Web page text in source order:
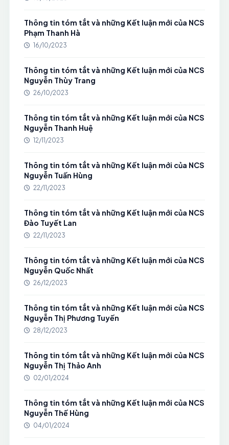
Thông tin tóm tắt và những Kết luận mới của NCS
Phạm Thanh Hà
16/10/2023
Thông tin tóm tắt và những Kết luận mới của NCS
Nguyễn Thùy Trang
26/10/2023
Thông tin tóm tắt và những Kết luận mới của NCS
Nguyễn Thanh Huệ
12/11/2023
Thông tin tóm tắt và những Kết luận mới của NCS
Nguyễn Tuấn Hùng
22/11/2023
Thông tin tóm tắt và những Kết luận mới của NCS
Đào Tuyết Lan
22/11/2023
Thông tin tóm tắt và những Kết luận mới của NCS
Nguyễn Quốc Nhất
26/12/2023
Thông tin tóm tắt và những Kết luận mới của NCS
Nguyễn Thị Phương Tuyến
28/12/2023
Thông tin tóm tắt và những Kết luận mới của NCS
Nguyễn Thị Thảo Anh
02/01/2024
Thông tin tóm tắt và những Kết luận mới của NCS
Nguyễn Thế Hùng
04/01/2024